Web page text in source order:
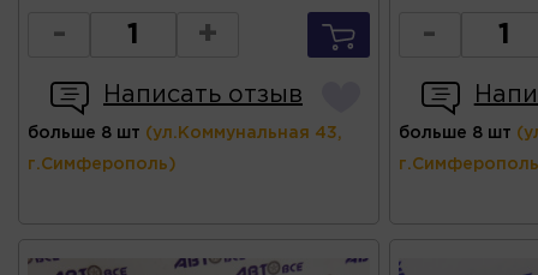
- +
Написать отзыв
больше 8 шт (ул.Коммунальная 43,
г.Симферополь)
-
больше 8 шт